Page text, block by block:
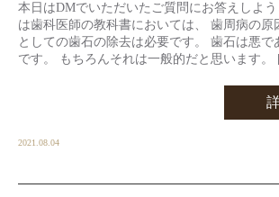
本日はDMでいただいたご質問にお答えしよ
は歯科医師の教科書においては、 歯周病の原
としての歯石の除去は必要です。 歯石は悪で
です。 もちろんそれは一般的だと思います
2021.08.04